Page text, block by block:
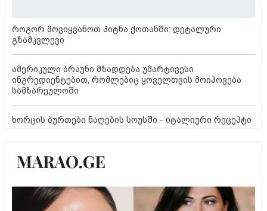
როგორ მოვიყვანოთ პიტნა ქოთანში: დეტალური
გზამკვლევი
ამერიკული ბრაუნი მზადდება უმარტივესი
ინგრედიენტებით, რომლებიც ყოველთვის მოიპოვება
სამზარეულოში
ხორცის ბურთები ნაღების სოუსში - იტალიური რეცეპტი